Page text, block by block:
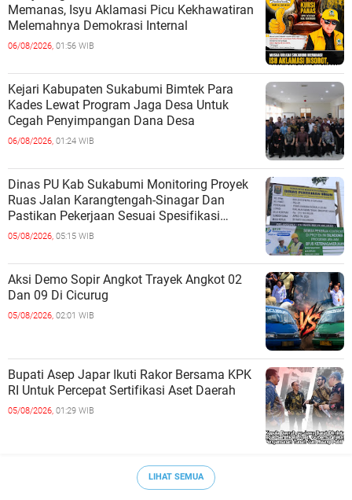
Memanas, Isyu Aklamasi Picu Kekhawatiran
Melemahnya Demokrasi Internal
06/08/2026, 01:56 WIB
Kejari Kabupaten Sukabumi Bimtek Para
Kades Lewat Program Jaga Desa Untuk
Cegah Penyimpangan Dana Desa
06/08/2026, 01:24 WIB
Dinas PU Kab Sukabumi Monitoring Proyek
Ruas Jalan Karangtengah-Sinagar Dan
Pastikan Pekerjaan Sesuai Spesifikasi
Teknis
05/08/2026, 05:15 WIB
Aksi Demo Sopir Angkot Trayek Angkot 02
Dan 09 Di Cicurug
05/08/2026, 02:01 WIB
Bupati Asep Japar Ikuti Rakor Bersama KPK
RI Untuk Percepat Sertifikasi Aset Daerah
05/08/2026, 01:29 WIB
LIHAT SEMUA